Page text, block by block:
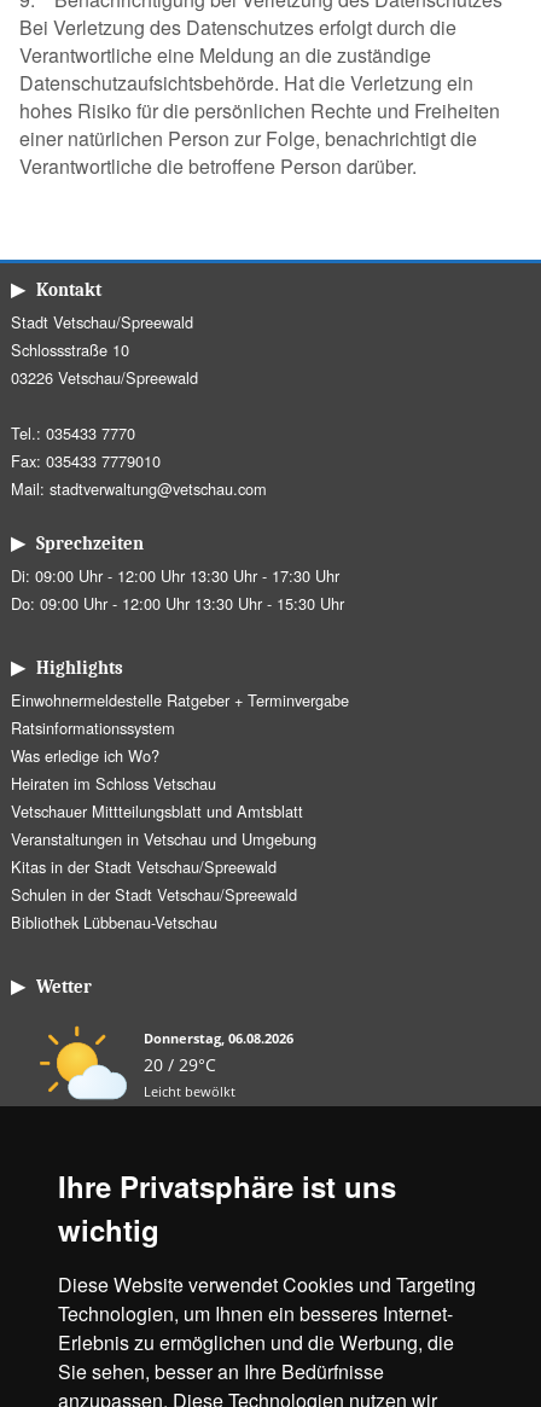
Ihre Privatsphäre ist uns
wichtig
Diese Website verwendet Cookies und Targeting
Technologien, um Ihnen ein besseres Internet-
Erlebnis zu ermöglichen und die Werbung, die
Sie sehen, besser an Ihre Bedürfnisse
anzupassen. Diese Technologien nutzen wir
Bei Verletzung des Datenschutzes erfolgt durch die
Verantwortliche eine Meldung an die zuständige
Datenschutzaufsichtsbehörde. Hat die Verletzung ein
hohes Risiko für die persönlichen Rechte und Freiheiten
einer natürlichen Person zur Folge, benachrichtigt die
Verantwortliche die betroffene Person darüber.
▶ Kontakt
Stadt Vetschau/Spreewald
Schlossstraße 10
03226 Vetschau/Spreewald
Tel.: 035433 7770
Fax: 035433 7779010
Mail: stadtverwaltung@vetschau.com
▶ Sprechzeiten
Di: 09:00 Uhr - 12:00 Uhr 13:30 Uhr - 17:30 Uhr
Do: 09:00 Uhr - 12:00 Uhr 13:30 Uhr - 15:30 Uhr
▶ Highlights
Einwohnermeldestelle Ratgeber + Terminvergabe
Ratsinformationssystem
Was erledige ich Wo?
Heiraten im Schloss Vetschau
Vetschauer Mittteilungsblatt und Amtsblatt
Veranstaltungen in Vetschau und Umgebung
Kitas in der Stadt Vetschau/Spreewald
Schulen in der Stadt Vetschau/Spreewald
Bibliothek Lübbenau-Vetschau
▶ Wetter
Donnerstag, 06.08.2026
20 / 29°C
Leicht bewölkt
Leicht bewölkt
14 / 25°C
Leicht bewölkt
Aktuelles Wetter ansehen
Unsere Partner